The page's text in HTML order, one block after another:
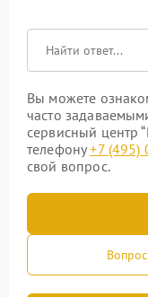
Вы можете
часто
сервисный центр
телефону+7 (495)
свой вопрос.